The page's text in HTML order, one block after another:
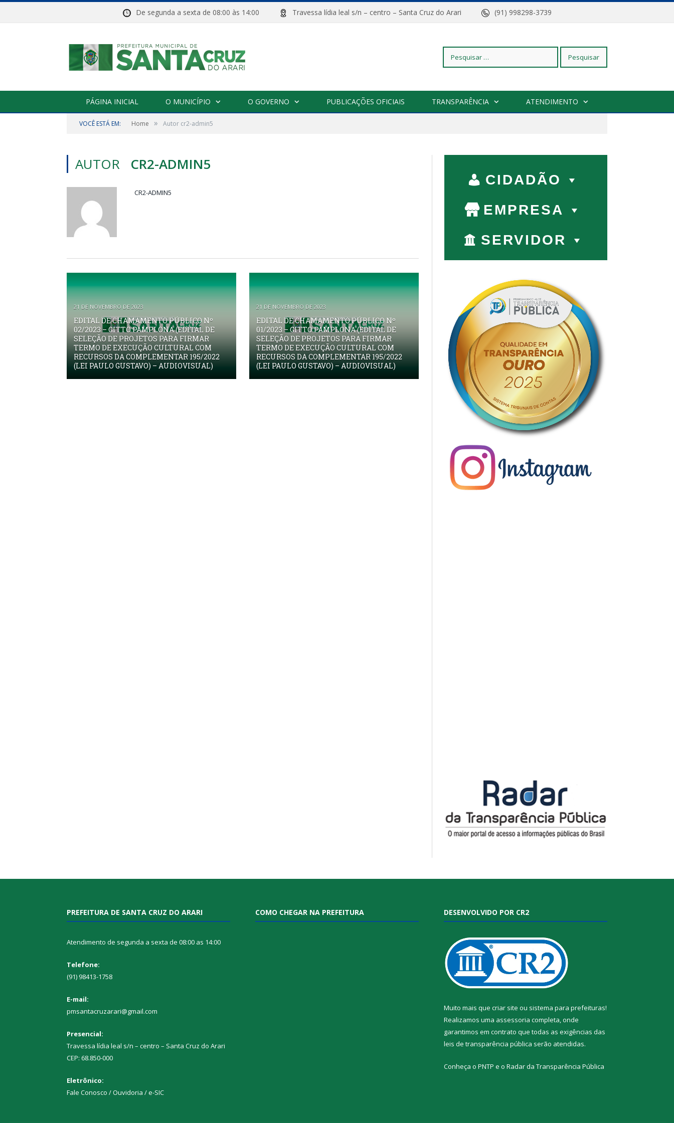
De segunda a sexta de 08:00 às 14:00 Travessa lídia leal s/n – centro – Santa Cruz do Arari (91) 998298-3739
Pesquisar
PÁGINA INICIAL O MUNICÍPIO O GOVERNO PUBLICAÇÕES OFICIAIS TRANSPARÊNCIA ATENDIMENTO
VOCÊ ESTÁ EM: Home » Autor cr2-admin5
AUTOR CR2-ADMIN5
CR2-ADMIN5
21 DE NOVEMBRO DE 2023
EDITAL DE CHAMAMENTO PÚBLICO Nº
02/2023 – GITTO PAMPLONA (EDITAL DE
SELEÇÃO DE PROJETOS PARA FIRMAR
TERMO DE EXECUÇÃO CULTURAL COM
RECURSOS DA COMPLEMENTAR 195/2022
(LEI PAULO GUSTAVO) – AUDIOVISUAL)
21 DE NOVEMBRO DE 2023
EDITAL DE CHAMAMENTO PÚBLICO Nº
01/2023 – GITTO PAMPLONA (EDITAL DE
SELEÇÃO DE PROJETOS PARA FIRMAR
TERMO DE EXECUÇÃO CULTURAL COM
RECURSOS DA COMPLEMENTAR 195/2022
(LEI PAULO GUSTAVO) – AUDIOVISUAL)
CIDADÃO
EMPRESA
SERVIDOR
PREFEITURA DE SANTA CRUZ DO ARARI
Atendimento de segunda a sexta de 08:00 as 14:00
Telefone:
(91) 98413-1758
E-mail:
pmsantacruzarari@gmail.com
Presencial:
Travessa lídia leal s/n – centro – Santa Cruz do Arari
CEP: 68.850-000
Eletrônico:
Fale Conosco / Ouvidoria / e-SIC
COMO CHEGAR NA PREFEITURA DESENVOLVIDO POR CR2
Muito mais que criar site ou sistema para prefeituras!
Realizamos uma assessoria completa, onde
garantimos em contrato que todas as exigências das
leis de transparência pública serão atendidas.
Conheça o PNTP e o Radar da Transparência Pública